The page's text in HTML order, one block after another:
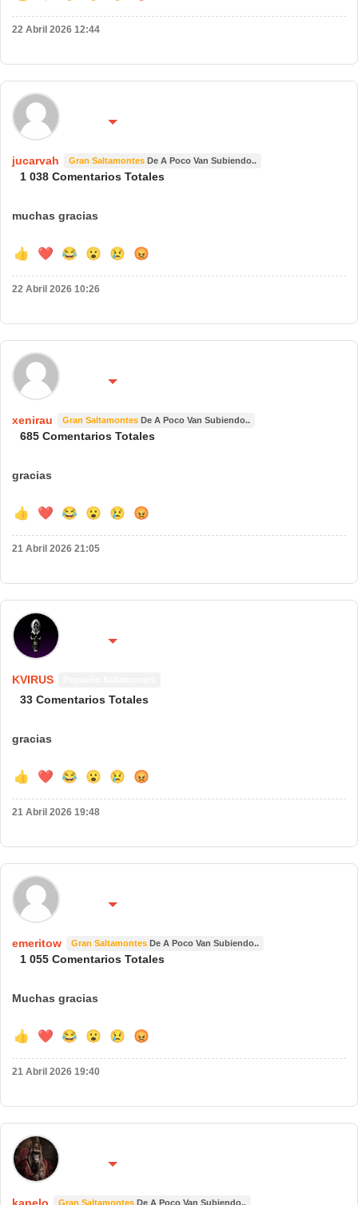
22 Abril 2026 12:44
jucarvah Gran Saltamontes De A Poco Van Subiendo..
1 038 Comentarios Totales
muchas gracias
👍 ❤️ 😂 😮 😢 😡
22 Abril 2026 10:26
xenirau Gran Saltamontes De A Poco Van Subiendo..
685 Comentarios Totales
gracias
👍 ❤️ 😂 😮 😢 😡
21 Abril 2026 21:05
KVIRUS
33 Comentarios Totales
gracias
👍 ❤️ 😂 😮 😢 😡
21 Abril 2026 19:48
emeritow Gran Saltamontes De A Poco Van Subiendo..
1 055 Comentarios Totales
Muchas gracias
👍 ❤️ 😂 😮 😢 😡
21 Abril 2026 19:40
Gran Saltamontes De A Poco Van Subiendo..